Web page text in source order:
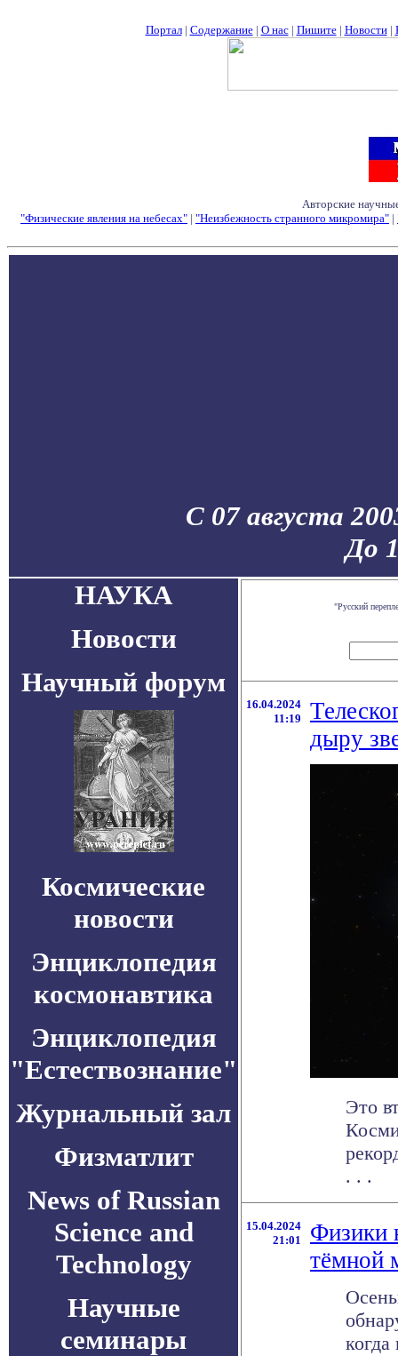
Портал| Содержание| О нас| Пишите| Новости|
Авторские
"Физические явления на небесах" | "Неизбежность странного микромира" |
С 07 августа
До
НАУКА
Новости
Научный форум
Космические
новости
Энциклопедия
космонавтика
Энциклопедия
"Естествознание"
Журнальный зал
Физматлит
News of Russian
Science and
Technology
Научные
семинары
"Русский
16.04.2024
11:19
дыру
Это
. . .
15.04.2024
21:01
Физики
тёмной